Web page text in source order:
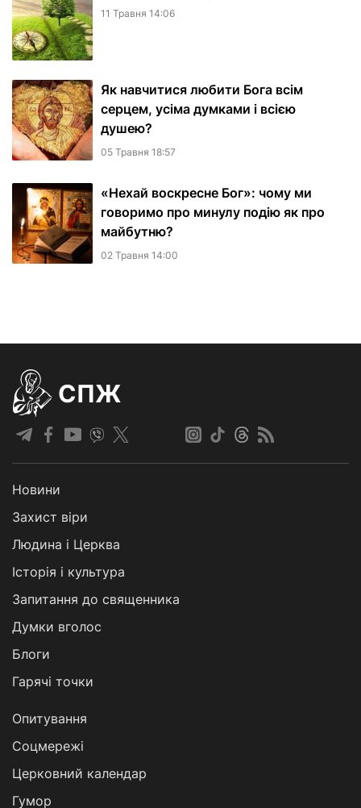
11 Травня 14:06
Як навчитися любити Бога всім
серцем, усіма думками і всією
душею?
05 Травня 18:57
«Нехай воскресне Бог»: чому ми
говоримо про минулу подію як про
майбутню?
02 Травня 14:00
СПЖ
Новини
Захист віри
Людина і Церква
Історія і культура
Запитання до священника
Думки вголос
Блоги
Гарячі точки
Опитування
Соцмережі
Церковний календар
Гумор